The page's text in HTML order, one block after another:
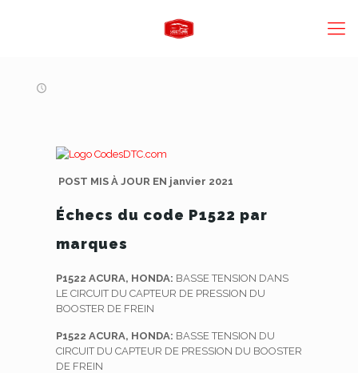
POST MIS À JOUR EN janvier 2021
Échecs du code P1522 par
marques
P1522 ACURA, HONDA: BASSE TENSION DANS
LE CIRCUIT DU CAPTEUR DE PRESSION DU
BOOSTER DE FREIN
P1522 ACURA, HONDA: BASSE TENSION DU
CIRCUIT DU CAPTEUR DE PRESSION DU BOOSTER
DE FREIN